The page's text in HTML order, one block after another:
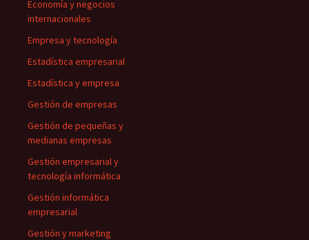
Economía y negocios
internacionales
Empresa y tecnología
Estadística empresarial
Estadística y empresa
Gestión de empresas
Gestión de pequeñas y
medianas empresas
Gestión empresarial y
tecnología informática
Gestión informática
empresarial
Gestión y marketing